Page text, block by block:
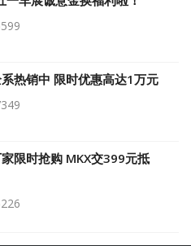
热销中 限时优惠高达1万元
限时抢购 MKX交399元抵